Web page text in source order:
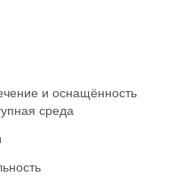
и оснащённость
среда